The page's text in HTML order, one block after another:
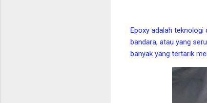
Epoxy adalah
bandara, atau yang
banyak yang tertarik